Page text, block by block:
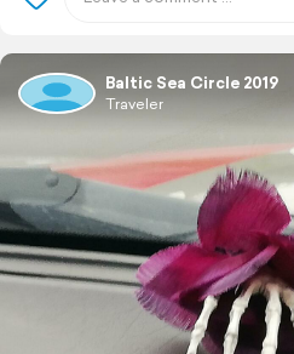
Baltic Sea Circle 2019
Traveler